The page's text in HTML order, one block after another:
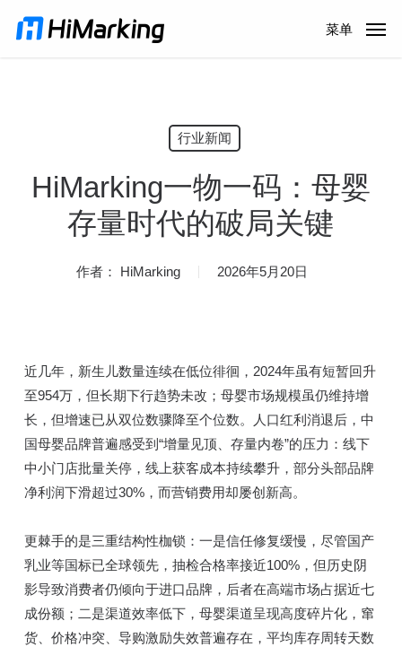
菜单
行业新闻
HiMarking一物一码：母婴
存量时代的破局关键
作者： HiMarking 2026年5月20日
近几年，新生儿数量连续在低位徘徊，2024年虽有短暂回升
至954万，但长期下行趋势未改；母婴市场规模虽仍维持增
长，但增速已从双位数骤降至个位数。人口红利消退后，中
国母婴品牌普遍感受到“增量见顶、存量内卷”的压力：线下
中小门店批量关停，线上获客成本持续攀升，部分头部品牌
净利润下滑超过30%，而营销费用却屡创新高。
更棘手的是三重结构性枷锁：一是信任修复缓慢，尽管国产
乳业等国标已全球领先，抽检合格率接近100%，但历史阴
影导致消费者仍倾向于进口品牌，后者在高端市场占据近七
成份额；二是渠道效率低下，母婴渠道呈现高度碎片化，窜
货、价格冲突、导购激励失效普遍存在，平均库存周转天数